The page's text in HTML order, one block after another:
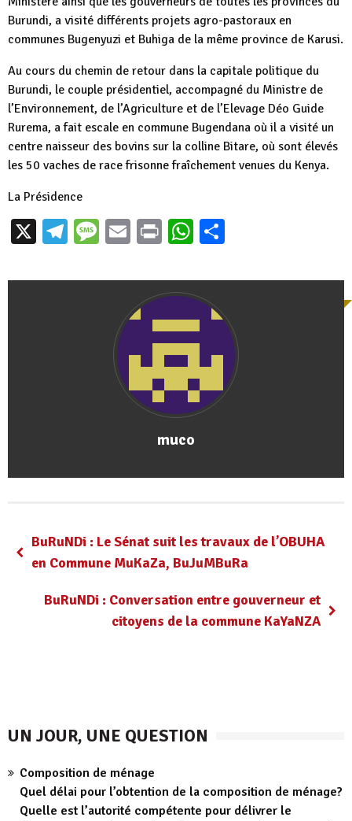
Burundi, a visité différents projets agro-pastoraux en
communes Bugenyuzi et Buhiga de la même province de Karusi.
Au cours du chemin de retour dans la capitale politique du
Burundi, le couple présidentiel, accompagné du Ministre de
l’Environnement, de l’Agriculture et de l’Elevage Déo Guide
Rurema, a fait escale en commune Bugendana où il a visité un
centre naisseur des bovins sur la colline Bitare, où sont élevés
les 50 vaches de race frisonne fraîchement venues du Kenya.
La Présidence
X Telegram
Message
EmailPrintWhatsApp
muco
BuRuNDi : Le Sénat suit les travaux de l’OBUHA
en Commune MuKaZa, BuJuMBuRa
BuRuNDi : Conversation entre gouverneur et
citoyens de la commune KaYaNZA
UN JOUR, UNE QUESTION
Composition de ménage
Quel délai pour l’obtention de la composition de ménage?
Quelle est l’autorité compétente pour délivrer le